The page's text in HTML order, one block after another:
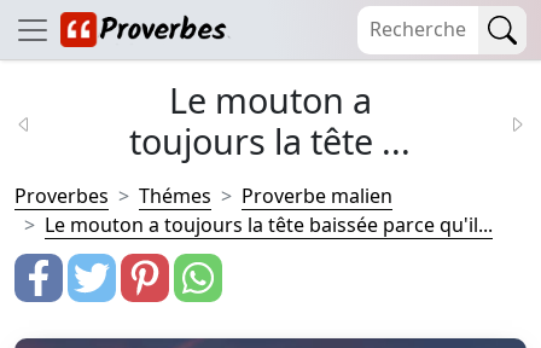
Le mouton a
toujours la tête ...
Proverbes Thémes
Proverbe malien
Le mouton a toujours la tête baissée parce qu'il...